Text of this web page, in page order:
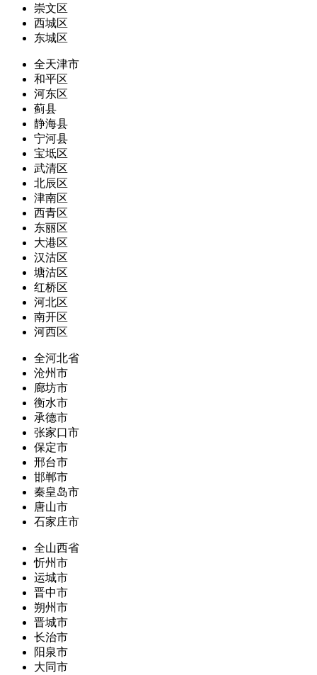
崇文区
西城区
东城区
全天津市
和平区
河东区
蓟县
静海县
宁河县
宝坻区
武清区
北辰区
津南区
西青区
东丽区
大港区
汉沽区
塘沽区
红桥区
河北区
南开区
河西区
全河北省
沧州市
廊坊市
衡水市
承德市
张家口市
保定市
邢台市
邯郸市
秦皇岛市
唐山市
石家庄市
全山西省
忻州市
运城市
晋中市
朔州市
晋城市
长治市
阳泉市
大同市